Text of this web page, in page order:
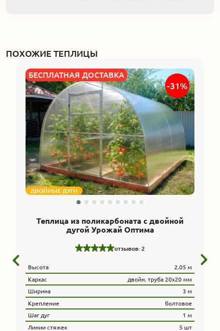
ПОХОЖИЕ ТЕПЛИЦЫ
БЕСПЛАТНАЯ ДОСТАВКА
ДВОЙНЫЕ ДУГИ
-31%
Теплица из поликарбоната с двойной
дугой Урожай Оптима
отзывов: 2
Высота
2.05 м
Каркас
двойн. труба 20x20 мм
Ширина
3 м
Крепление
болтовое
Шаг дуг
1 м
Линии стяжек
5 шт